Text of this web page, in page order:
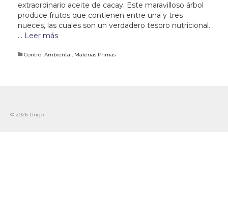
extraordinario aceite de cacay. Este maravilloso árbol
produce frutos que contienen entre una y tres
nueces, las cuales son un verdadero tesoro nutricional.
… Leer más
Control Ambiental, Materias Primas
© 2026 Urigo